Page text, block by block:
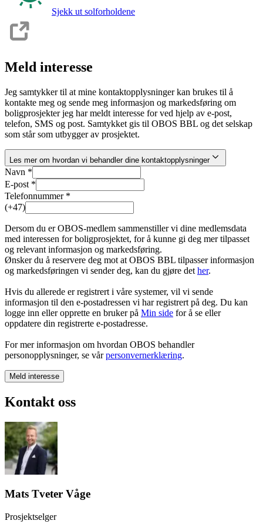
Sjekk ut solforholdene
Meld interesse
Jeg samtykker til at mine kontaktopplysninger kan brukes til å
kontakte meg og sende meg informasjon og markedsføring om
boligprosjekter jeg har meldt interesse for ved hjelp av e-post,
telefon, SMS og post. Samtykket gis til OBOS BBL og det selskap
som står som utbygger av prosjektet.
Les mer om hvordan vi behandler dine kontaktopplysninger
Navn *
E-post *
Telefonnummer *
(+47)
Dersom du er OBOS-medlem sammenstiller vi dine medlemsdata
med interessen for boligprosjektet, for å kunne gi deg mer tilpasset
og relevant informasjon og markedsføring.
Ønsker du å reservere deg mot at OBOS BBL tilpasser informasjon
og markedsføringen vi sender deg, kan du gjøre det her.
Hvis du allerede er registrert i våre systemer, vil vi sende
informasjon til den e-postadressen vi har registrert på deg. Du kan
logge inn eller opprette en bruker på Min side for å se eller
oppdatere din registrerte e-postadresse.
For mer informasjon om hvordan OBOS behandler
personopplysninger, se vårpersonvernerklæring.
Meld interesse
Kontakt oss
Mats Tveter Våge
Prosjektselger